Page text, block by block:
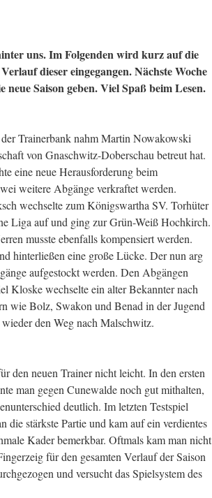
uns. Im Folgenden wird kurz auf die
dieser eingegangen. Nächste Woche
Saison geben. Viel Spaß beim Lesen.
Trainerbank nahm Martin Nowakowski
von Gnaschwitz-Doberschau betreut hat.
eine neue Herausforderung beim
weitere Abgänge verkraftet werden.
wechselte zum Königswartha SV. Torhüter
Liga auf und ging zur Grün-Weiß Hochkirch.
musste ebenfalls kompensiert werden.
hinterließen eine große Lücke. Der nun arg
aufgestockt werden. Den Abgängen
Kloske wechselte ein alter Bekannter nach
wie Bolz, Swakon und Benad in der Jugend
den Weg nach Malschwitz.
den neuen Trainer nicht leicht. In den ersten
man gegen Cunewalde noch gut mithalten,
deutlich. Im letzten Testspiel
die stärkste Partie und kam auf ein verdientes
Kader bemerkbar. Oftmals kam man nicht
für den gesamten Verlauf der Saison
und versucht das Spielsystem des